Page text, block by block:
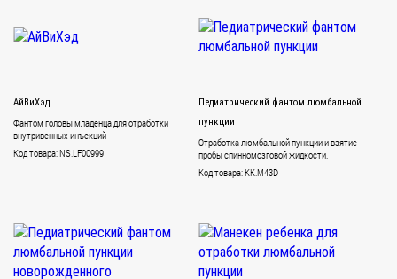
АйВиХэд
Фантом головы младенца для отработки
внутривенных инъекций
Код товара: NS.LF00999
Педиатрический фантом люмбальной
пункции
Отработка люмбальной пункции и взятие
пробы спинномозговой жидкости.
Код товара: KK.M43D